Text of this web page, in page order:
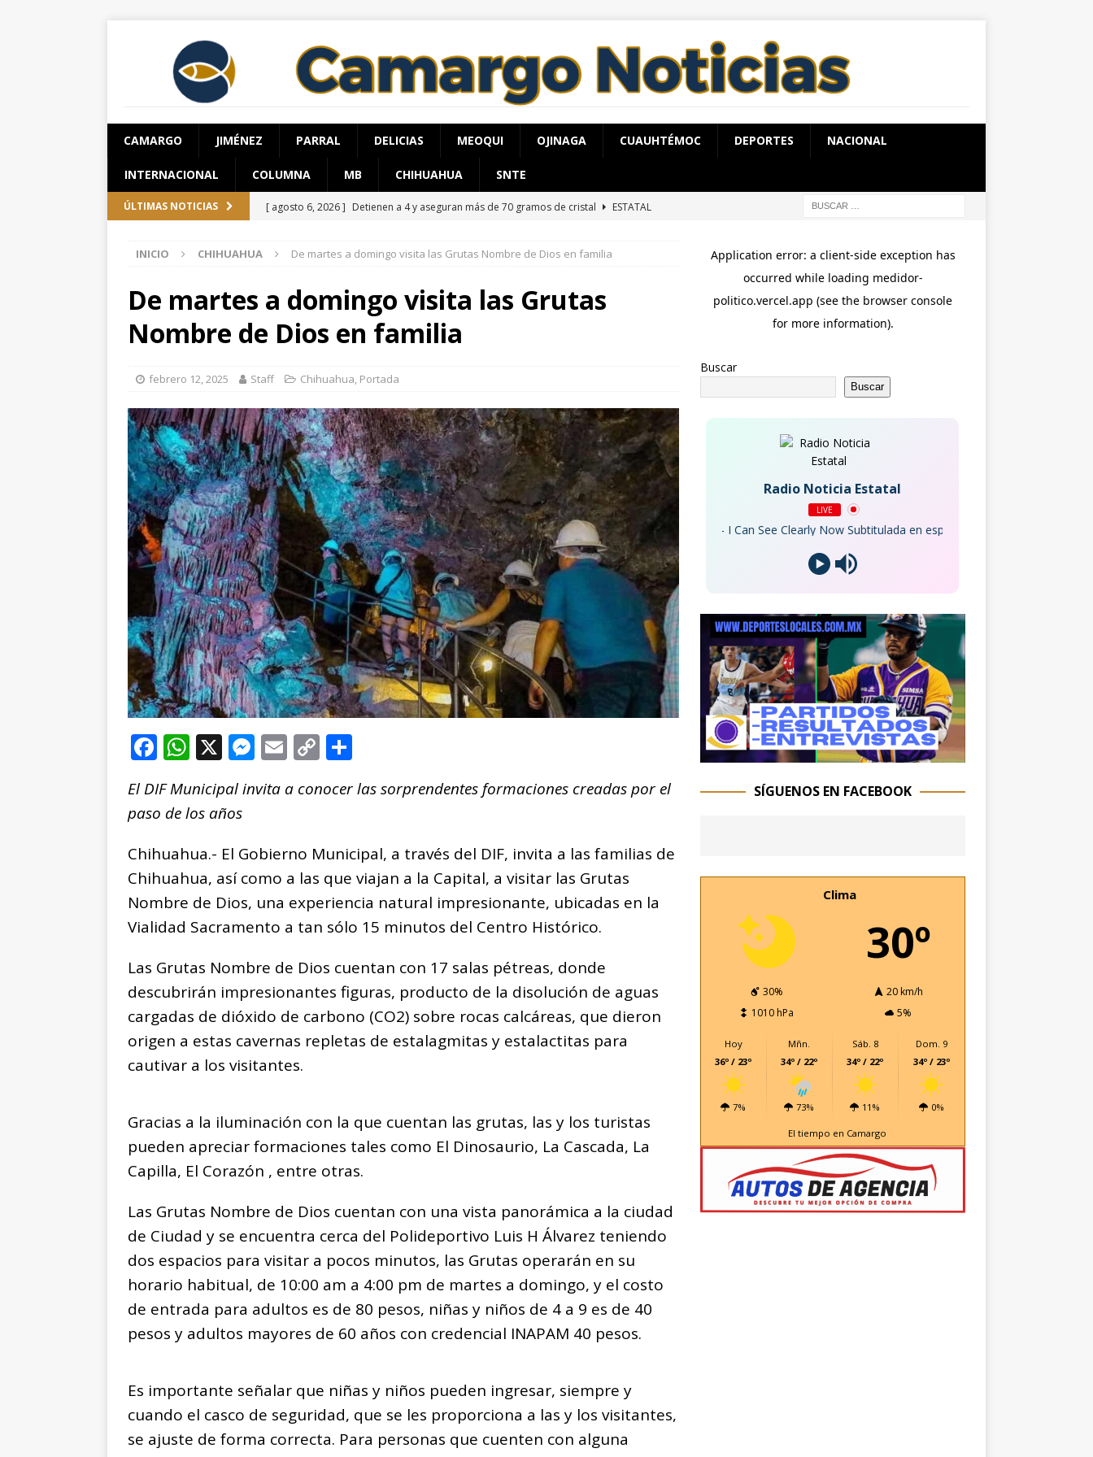
CAMARGO JIMÉNEZ PARRAL DELICIAS MEOQUI OJINAGA CUAUHTÉMOC DEPORTES NACIONAL
INTERNACIONAL COLUMNA MB CHIHUAHUA SNTE
ÚLTIMAS NOTICIAS [ agosto 6, 2026 ] Detienen a 4 y aseguran más de 70 gramos de cristal
ESTATAL
Salud en el municipio de Chihuahua
ESTATAL
[ agosto 6, 2026 ]
Rocía a su esposa con gasolina para matarla; lo detienen
[ agosto 6, 2026 ] Guadalupe y Calvo opera con 21 policías municipales; corporación
unidad en el PAN
ESTATAL
INICIO CHIHUAHUA De martes a domingo visita las Grutas Nombre de Dios en familia
De martes a domingo visita las Grutas
Nombre de Dios en familia
febrero 12, 2025 Staff Chihuahua, Portada
F
c
e
b
o
o
k
W
at
s
A
p
p
X M
ss
n
g
e
r
E
ai
C
p
Li
n
k
m
ar
ti
r
El DIF Municipal invita a conocer las sorprendentes formaciones creadas por el
paso de los años
Chihuahua.- El Gobierno Municipal, a través del DIF, invita a las familias de
Chihuahua, así como a las que viajan a la Capital, a visitar las Grutas
Nombre de Dios, una experiencia natural impresionante, ubicadas en la
Vialidad Sacramento a tan sólo 15 minutos del Centro Histórico.
Las Grutas Nombre de Dios cuentan con 17 salas pétreas, donde
descubrirán impresionantes figuras, producto de la disolución de aguas
cargadas de dióxido de carbono (CO2) sobre rocas calcáreas, que dieron
origen a estas cavernas repletas de estalagmitas y estalactitas para
cautivar a los visitantes.
Gracias a la iluminación con la que cuentan las grutas, las y los turistas
pueden apreciar formaciones tales como El Dinosaurio, La Cascada, La
Capilla, El Corazón , entre otras.
Las Grutas Nombre de Dios cuentan con una vista panorámica a la ciudad
de Ciudad y se encuentra cerca del Polideportivo Luis H Álvarez teniendo
dos espacios para visitar a pocos minutos, las Grutas operarán en su
horario habitual, de 10:00 am a 4:00 pm de martes a domingo, y el costo
de entrada para adultos es de 80 pesos, niñas y niños de 4 a 9 es de 40
pesos y adultos mayores de 60 años con credencial INAPAM 40 pesos.
Es importante señalar que niñas y niños pueden ingresar, siempre y
cuando el casco de seguridad, que se les proporciona a las y los visitantes,
se ajuste de forma correcta. Para personas que cuenten con alguna
Buscar
Buscar
Radio Noticia Estatal
LIVE
Johnny Nash - I Can See Clearly Now Subtitulada en español
SÍGUENOS EN FACEBOOK
Clima
30º
30%
20 km/h
1010 hPa
5%
Hoy
36º / 23º
7%
Mñn.
34º / 22º
73%
Sáb. 8
34º / 22º
11%
Dom. 9
34º / 23º
0%
El tiempo en Camargo